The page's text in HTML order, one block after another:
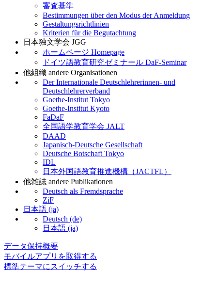
審査基準
Bestimmungen über den Modus der Anmeldung
Gestaltungsrichtlinien
Kriterien für die Begutachtung
日本独文学会 JGG
ホームページ Homepage
ドイツ語教育研究ゼミナール DaF-Seminar
他組織 andere Organisationen
Der Internationale Deutschlehrerinnen- und
Deutschlehrerverband
Goethe-Institut Tokyo
Goethe-Institut Kyoto
FaDaF
全国語学教育学会 JALT
DAAD
Japanisch-Deutsche Gesellschaft
Deutsche Botschaft Tokyo
IDL
日本外国語教育推進機構（JACTFL）
他雑誌 andere Publikationen
Deutsch als Fremdsprache
ZiF
日本語 ‎(ja)‎
Deutsch ‎(de)‎
日本語 ‎(ja)‎
データ保持概要
モバイルアプリを取得する
標準テーマにスイッチする